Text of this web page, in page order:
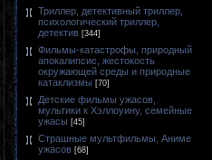
Триллер, детективный триллер,
психологический триллер,
детектив [344]
Фильмы-катастрофы, природный
апокалипсис, жестокость
окружающей среды и природные
катаклизмы [70]
Детские фильмы ужасов,
мультики к Хэллоуину, семейные
ужасы [45]
Страшные мультфильмы, Аниме
ужасов [68]